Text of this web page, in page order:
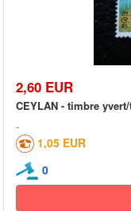
2,60 EUR
CEYLAN - timbre
1,05 EUR
0